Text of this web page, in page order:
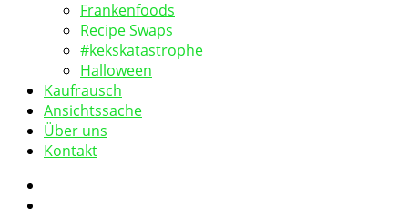
Frankenfoods
Recipe Swaps
#kekskatastrophe
Halloween
Kaufrausch
Ansichtssache
Über uns
Kontakt